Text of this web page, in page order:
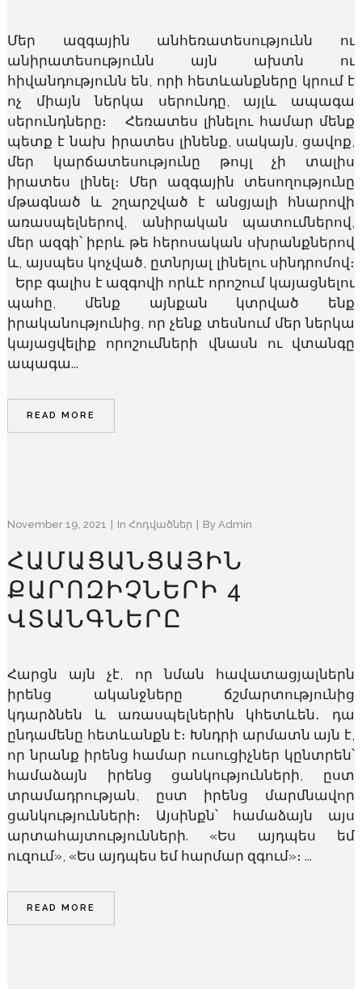
Մեր ազգային անհեռատեսությունն ու
անիրատեսությունն այն ախտն ու
հիվանդությունն են, որի հետևանքները կրում է
ոչ միայն ներկա սերունդը, այլև ապագա
սերունդները։ Հեռատես լինելու համար մենք
պետք է նախ իրատես լինենք, սակայն, ցավոք,
մեր կարճատեսությունը թույլ չի տալիս
իրատես լինել։ Մեր ազգային տեսողությունը
մթագնած և շղարշված է անցյալի հնարովի
առասպելներով, անիրական պատումներով,
մեր ազգի՝ իբրև թե հերոսական սխրանքներով
և, այսպես կոչված, ըտնրյալ լինելու սինդրոմով։
Երբ գալիս է ազգովի որևէ որոշում կայացնելու
պահը, մենք այնքան կտրված ենք
իրականությունից, որ չենք տեսնում մեր ներկա
կայացվելիք որոշումների վնասն ու վտանգը
ապագա...
READ MORE
November 19, 2021 In Հոդվածներ By Admin
ՀԱՄԱՑԱՆՑԱՅԻՆ
ՔԱՐՈԶԻՉՆԵՐԻ 4
ՎՏԱՆԳՆԵՐԸ
Հարցն այն չէ, որ նման հավատացյալներն
իրենց ականջները ճշմարտությունից
կդարձնեն և առասպելներին կհետևեն․ դա
ընդամենը հետևանքն է։ Խնդրի արմատն այն է,
որ նրանք իրենց համար ուսուցիչներ կընտրեն՝
համաձայն իրենց ցանկությունների, ըստ
տրամադրության, ըստ իրենց մարմնավոր
ցանկությունների։ Այսինքն՝ համաձայն այս
արտահայտությունների. «Ես այդպես եմ
ուզում», «Ես այդպես եմ հարմար զգում»։ ...
READ MORE